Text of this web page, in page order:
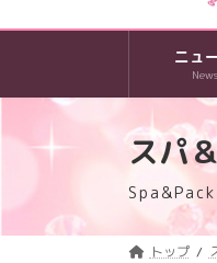
ニュ
News
スパ
トップ